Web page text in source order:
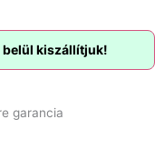
belül kiszállítjuk!
garancia